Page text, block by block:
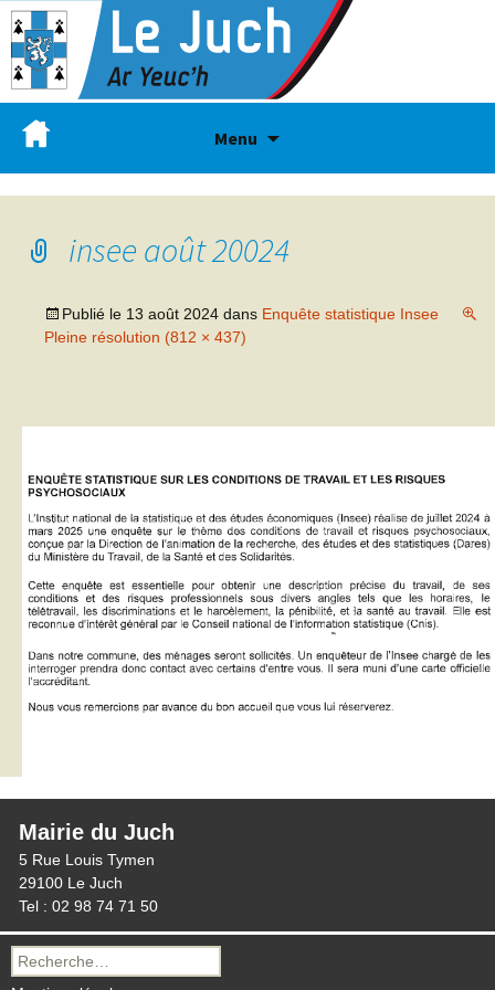
Menu
insee août 20024
Publié le 13 août 2024 dans Enquête statistique Insee
Pleine résolution (812 × 437)
Mairie du Juch
5 Rue Louis Tymen
29100 Le Juch
Tel : 02 98 74 71 50
Recherche
pour :